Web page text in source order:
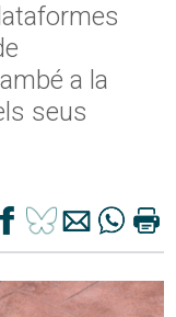
a la
seus